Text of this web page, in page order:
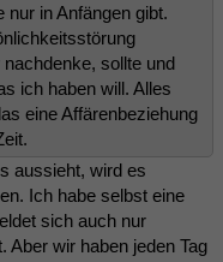
in Anfängen gibt.
sollte und
ich haben will. Alles
eine Affärenbeziehung
aussieht, wird es
Ich habe selbst eine
sich auch nur
Aber wir haben jeden Tag